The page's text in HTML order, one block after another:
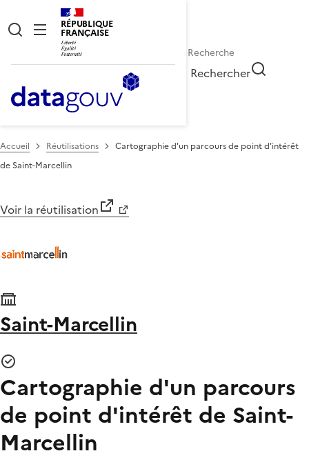
RÉPUBLIQUE
FRANÇAISE
Rechercher
Accueil Réutilisations
Cartographie d'un parcours de point d'intérêt
de Saint-Marcellin
Voir la réutilisation
Saint-Marcellin
Cartographie d'un parcours
de point d'intérêt de Saint-
Marcellin